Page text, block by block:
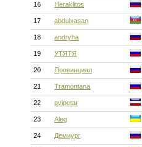
16 Heraklitos
17 abdulxasan
18 andryha
19 УТЯТЯ
20 Провинциал
21 Tramontana
22 pvipetar
23 Aleg
24 Демиург